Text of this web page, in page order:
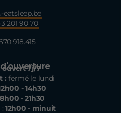
eatsleep.be
201 90 70
ouvert 7j/7
: fermé le lundi
- 14h30
- 21h30
: 12h00 - minuit